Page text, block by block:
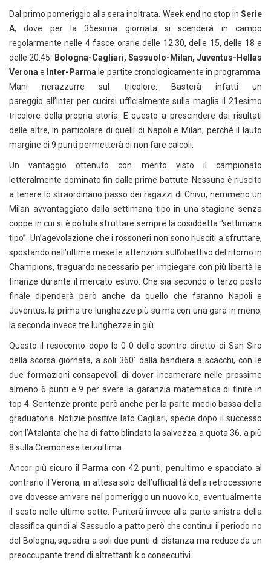
Dal primo pomeriggio alla sera inoltrata. Week end no stop in Serie
A, dove per la 35esima giornata si scenderà in campo
regolarmente nelle 4 fasce orarie delle 12.30, delle 15, delle 18 e
delle 20.45: Bologna-Cagliari, Sassuolo-Milan, Juventus-Hellas
Verona e Inter-Parma le partite cronologicamente in programma.
Mani nerazzurre sul tricolore: Basterà infatti un
pareggio all’Inter per cucirsi ufficialmente sulla maglia il 21esimo
tricolore della propria storia. E questo a prescindere dai risultati
delle altre, in particolare di quelli di Napoli e Milan, perché il lauto
margine di 9 punti permetterà di non fare calcoli.
Un vantaggio ottenuto con merito visto il campionato
letteralmente dominato fin dalle prime battute. Nessuno è riuscito
a tenere lo straordinario passo dei ragazzi di Chivu, nemmeno un
Milan avvantaggiato dalla settimana tipo in una stagione senza
coppe in cui si è potuta sfruttare sempre la cosiddetta “settimana
tipo”. Un’agevolazione che i rossoneri non sono riusciti a sfruttare,
spostando nell’ultime mese le attenzioni sull’obiettivo del ritorno in
Champions, traguardo necessario per impiegare con più libertà le
finanze durante il mercato estivo. Che sia secondo o terzo posto
finale dipenderà però anche da quello che faranno Napoli e
Juventus, la prima tre lunghezze più su ma con una gara in meno,
la seconda invece tre lunghezze in giù.
Questo il resoconto dopo lo 0-0 dello scontro diretto di San Siro
della scorsa giornata, a soli 360′ dalla bandiera a scacchi, con le
due formazioni consapevoli di dover incamerare nelle prossime
almeno 6 punti e 9 per avere la garanzia matematica di finire in
top 4. Sentenze pronte però anche per la parte medio bassa della
graduatoria. Notizie positive lato Cagliari, specie dopo il successo
con l’Atalanta che ha di fatto blindato la salvezza a quota 36, a più
8 sulla Cremonese terzultima.
Ancor più sicuro il Parma con 42 punti, penultimo e spacciato al
contrario il Verona, in attesa solo dell’ufficialità della retrocessione
ove dovesse arrivare nel pomeriggio un nuovo k.o, eventualmente
il sesto nelle ultime sette. Punterà invece alla parte sinistra della
classifica quindi al Sassuolo a patto però che continui il periodo no
del Bologna, squadra a soli due punti di distanza ma reduce da un
preoccupante trend di altrettanti k.o consecutivi.